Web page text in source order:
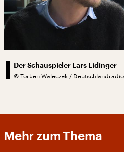
Der Schauspieler Lars Eidinger
© Torben Waleczek / Deutschlandradio
Mehr zum Thema